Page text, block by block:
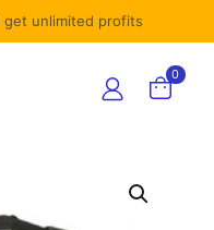
unlimited profits
0